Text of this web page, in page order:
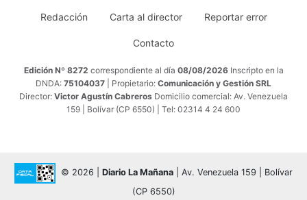
Redacción Carta al director Reportar error
Contacto
Edición Nº 8272 correspondiente al día 08/08/2026 Inscripto en la
DNDA: 75104037 | Propietario: Comunicación y Gestión SRL
Director: Victor Agustín Cabreros Domicilio comercial: Av. Venezuela
159 | Bolívar (CP 6550) | Tel: 02314 4 24 600
© 2026 | Diario La Mañana | Av. Venezuela 159 | Bolívar
(CP 6550)